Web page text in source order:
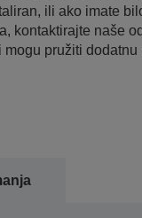
ili ako imate
kontaktirajte naše
mogu pružiti dodatnu